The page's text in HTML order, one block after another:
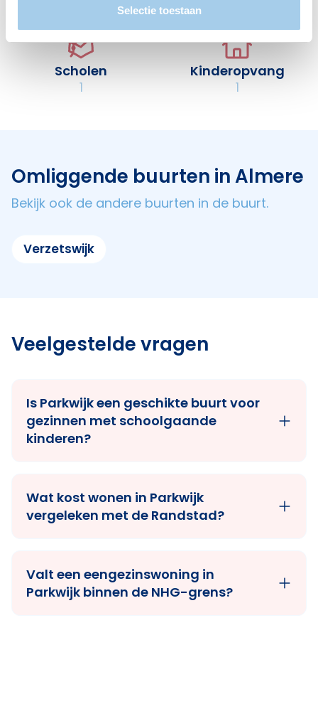
Selectie toestaan
Scholen
1
Kinderopvang
1
Omliggende buurten in Almere
Bekijk ook de andere buurten in de buurt.
Verzetswijk
Veelgestelde vragen
Is Parkwijk een geschikte buurt voor
gezinnen met schoolgaande
kinderen?
Wat kost wonen in Parkwijk
vergeleken met de Randstad?
Valt een eengezinswoning in
Parkwijk binnen de NHG-grens?